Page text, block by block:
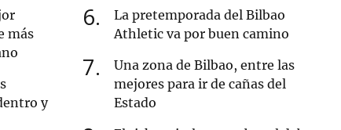
más
y
6
La pretemporada del Bilbao
Athletic va por buen camino
7
Una zona de Bilbao, entre las
mejores para ir de cañas del
Estado